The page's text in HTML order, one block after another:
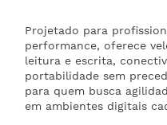
Projetado para
performance, oferece
leitura e escrita,
portabilidade sem
para quem busca
em ambientes digitais